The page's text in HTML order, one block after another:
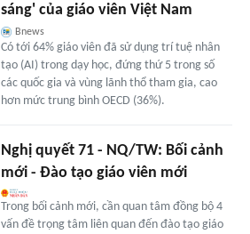
sáng' của giáo viên Việt Nam
Bnews
Có tới 64% giáo viên đã sử dụng trí tuệ nhân
tạo (AI) trong dạy học, đứng thứ 5 trong số
các quốc gia và vùng lãnh thổ tham gia, cao
hơn mức trung bình OECD (36%).
Nghị quyết 71 - NQ/TW: Bối cảnh
mới - Đào tạo giáo viên mới
Trong bối cảnh mới, cần quan tâm đồng bộ 4
vấn đề trọng tâm liên quan đến đào tạo giáo